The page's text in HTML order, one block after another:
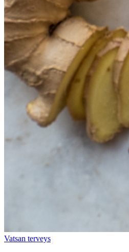
Vatsan terveys